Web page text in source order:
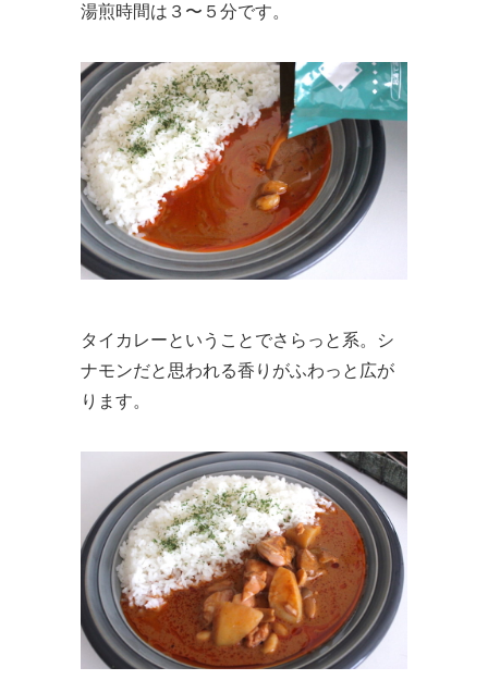
湯煎時間は３〜５分です。
タイカレーということでさらっと系。シ
ナモンだと思われる香りがふわっと広が
ります。